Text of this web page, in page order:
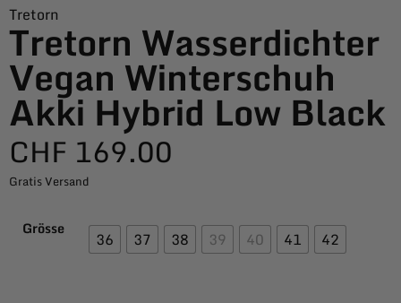
Tretorn
Tretorn Wasserdichter
Vegan Winterschuh
Akki Hybrid Low Black
CHF 169.00
Gratis Versand
Grösse 36 37 38 39 40 41 42